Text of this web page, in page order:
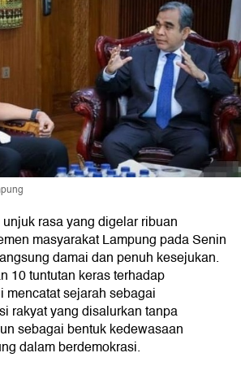
rasa yang digelar ribuan
masyarakat Lampung pada Senin
damai dan penuh kesejukan.
10 tuntutan keras terhadap
mencatat sejarah sebagai
rakyat yang disalurkan tanpa
sebagai bentuk kedewasaan
dalam berdemokrasi.